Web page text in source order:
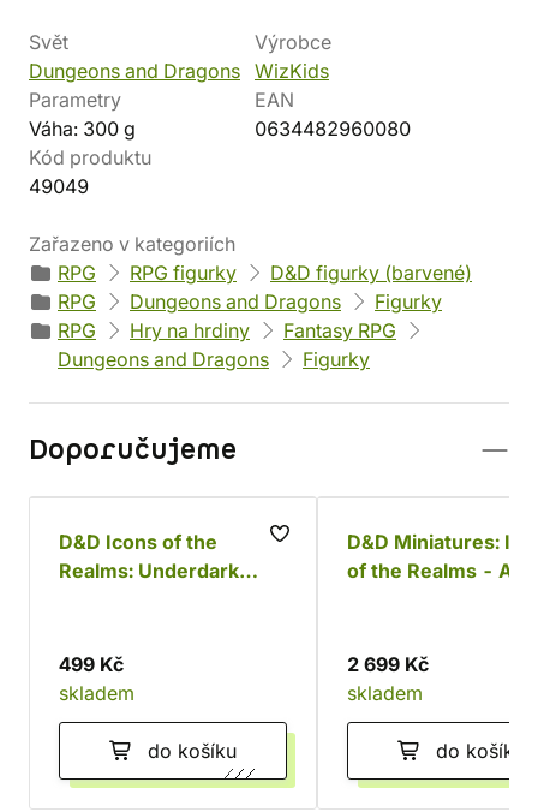
Svět
Dungeons and Dragons
Výrobce
WizKids
Parametry
Váha: 300 g
EAN
0634482960080
Kód produktu
49049
Zařazeno v kategoriích
RPG
RPG figurky
D&D figurky (barvené)
RPG
Dungeons and Dragons
Figurky
RPG
Hry na hrdiny
Fantasy RPG
Dungeons and Dragons
Figurky
Doporučujeme
D&D Icons of the
Realms: Underdark
499 Kč
skladem
do košíku
D&D Miniatures:
of the Realms -
2 699 Kč
skladem
do košíku